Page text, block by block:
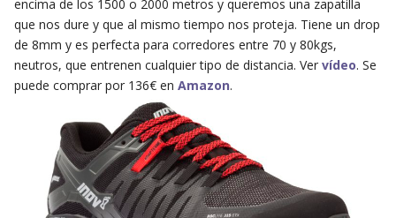
encima de los 1500 o 2000 metros y queremos una zapatilla
que nos dure y que al mismo tiempo nos proteja. Tiene un drop
de 8mm y es perfecta para corredores entre 70 y 80kgs,
neutros, que entrenen cualquier tipo de distancia. Ver vídeo. Se
puede comprar por 136€ en Amazon.